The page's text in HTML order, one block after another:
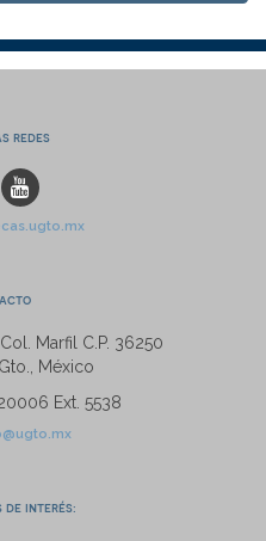
redes
Marfil C.P. 36250
México
Ext. 5538
interés: